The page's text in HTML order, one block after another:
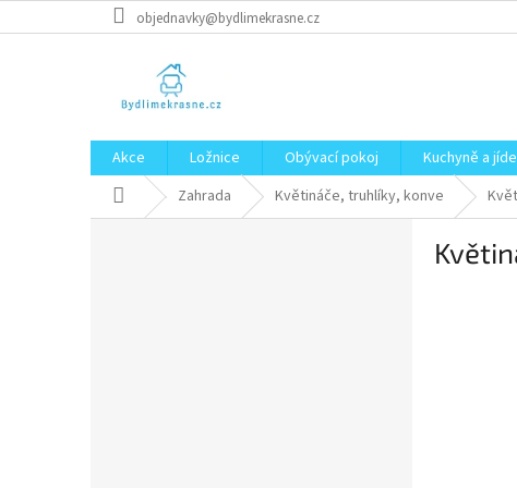
na
objednavky@bydlimekrasne.cz
Akce Ložnice Obývací pokoj Kuchyně a
Domů Zahrada Květináče, truhlíky, konve